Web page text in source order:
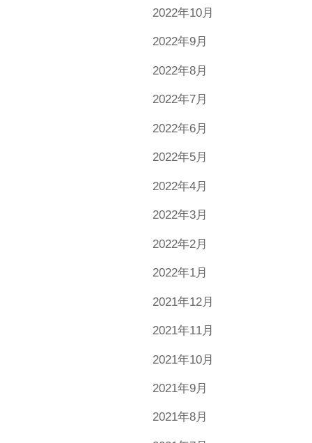
2022年10月
2022年9月
2022年8月
2022年7月
2022年6月
2022年5月
2022年4月
2022年3月
2022年2月
2022年1月
2021年12月
2021年11月
2021年10月
2021年9月
2021年8月